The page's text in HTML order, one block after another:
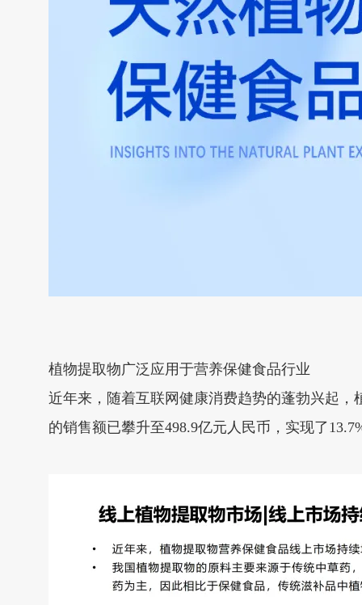
植物提取物广泛应用于营养保健食品行业
近年来，随着互联网健康消费趋势的蓬勃兴起
的销售额已攀升至498.9亿元人民币，实现了